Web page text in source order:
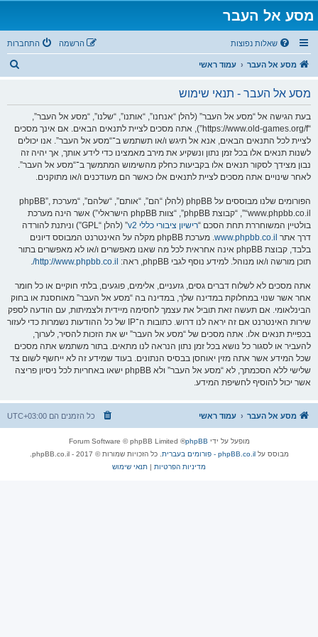
מסע אל העבר
שאלות נפוצות התחברות הרשמה
מסע אל העבר עמוד ראשי
מסע אל העבר - תנאי שימוש
בעת הגישה אל “מסע אל העבר” (להלן “אנחנו”, “אותנו”, “שלנו”, “מסע אל העבר”,
“https://www.old-games.org/f”), אתה מסכים לציית לתנאים הבאים. אם אינך מסכים
לציית לכל התנאים הבאים, אנא אל תיגש ו/או תשתמש ב־“מסע אל העבר”. אנו יכולים
לשנות תנאים אלו בכל זמן נתון ונשקיע את מירב מאמצינו כדי לידע אותך, אך יהיה זה
נבון מצידך לסקור תנאים אלו בקביעות כחלק מהשימוש המתמשך ב־“מסע אל העבר”.
לאחר שינויים אתה מסכים לציית לתנאים אלו כאשר הם מעודכנים ו/או מתוקנים.
הפורומים שלנו מבוססים על phpBB (להלן “הם”, “אותם”, “שלהם”, “מערכת phpBB”,
“www.phpbb.co.il”, “קבוצת phpBB”, “צוות phpBB הישראלי”) אשר הינה מערכת
בולטיין המשוחררת תחת הסכם “רישיון ציבורי כללי v2
” (להלן “GPL”) וניתנת להורדה
דרך אתר www.phpbb.co.il
. מערכת phpBB מקלה על האינטרנט המבוסס דיונים
בלבד, קבוצת phpBB אינה אחראית לכל מה שאנו מאפשרים ו/או לא מאפשרים בתור
תוכן מורשה ו/או מנוהל. למידע נוסף לגבי phpBB, ראה:
http://www.phpbb.co.il/
.
אתה מסכים לא לשלוח דברים גסים, גזעניים, אלימים, פוגעים, בלתי חוקיים או כל חומר
אחר אשר שנוי במחלוקת במדינה שלך, במדינה בה “מסע אל העבר” מאוחסנת או בחוק
הבינלאומי. אם תעשה זאת תוביל את עצמך לחסימה מיידית ולצמיתות, עם הודעה לספק
שירות האינטרנט אם זה יראה לנו דרוש. כתובות ה־IP של כל ההודעות נשמרות כדי לעזור
בכפיית תנאים אלו. אתה מסכים של “מסע אל העבר” יש את הזכות להסיר, לערוך,
להעביר או לסגור כל נושא בכל זמן נתון הנראה לנו מתאים. בתור משתמש אתה מסכים
שכל המידע אשר אתה מזין יאוחסן בבסיס הנתונים. בעוד שמידע זה לא ייחשף לשום צד
שלישי ללא הסכמתך, לא “מסע אל העבר” ולא phpBB ישאו באחריות לכל ניסיון פריצה
אשר יכול להוסיף לחשיפת המידע.
מסע אל העבר עמוד ראשי כל הזמנים הם UTC+03:00
מופעל על ידי phpBB
® Forum Software © phpBB Limited
מבוסס עלphpBB.co.il - פורומים בעברית
. כל הזכויות שמורות © 2017 - phpBB.co.il.
מדיניות הפרטיות | תנאי שימוש